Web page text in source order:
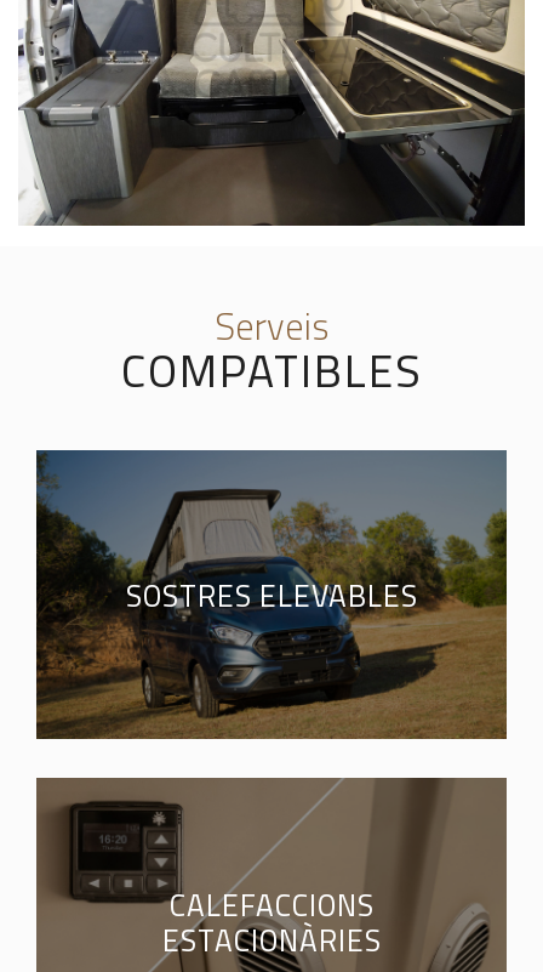
Serveis
COMPATIBLES
SOSTRES ELEVABLES
CALEFACCIONS
ESTACIONÀRIES